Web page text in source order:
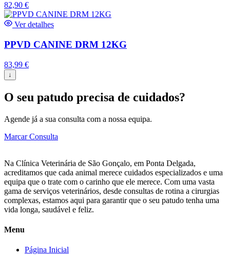
82,90 €
Ver detalhes
PPVD CANINE DRM 12KG
83,99 €
↓
O seu patudo precisa de cuidados?
Agende já a sua consulta com a nossa equipa.
Marcar Consulta
Na Clínica Veterinária de São Gonçalo, em Ponta Delgada,
acreditamos que cada animal merece cuidados especializados e uma
equipa que o trate com o carinho que ele merece. Com uma vasta
gama de serviços veterinários, desde consultas de rotina a cirurgias
complexas, estamos aqui para garantir que o seu patudo tenha uma
vida longa, saudável e feliz.
Menu
Página Inicial